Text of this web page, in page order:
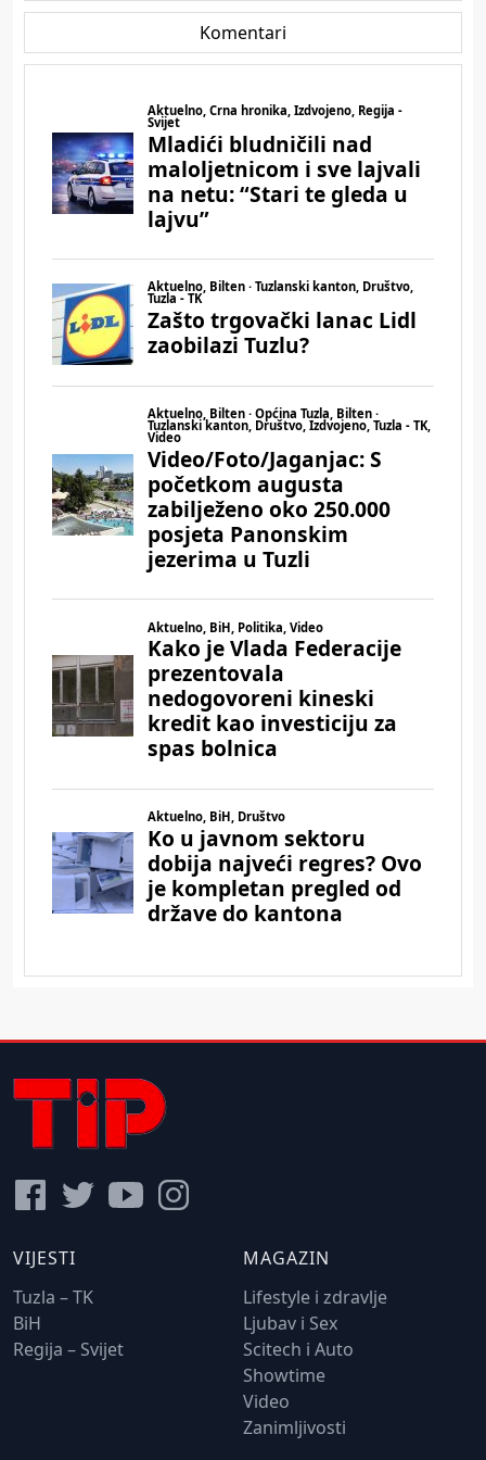
Komentari
VIJESTI
Tuzla – TK
BiH
Regija – Svijet
MAGAZIN
Lifestyle i zdravlje
Ljubav i Sex
Scitech i Auto
Showtime
Video
Zanimljivosti